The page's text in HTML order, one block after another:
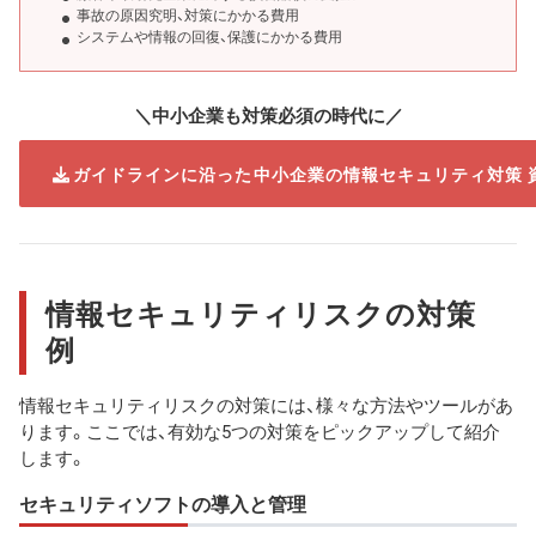
事故の原因究明、対策にかかる費用
システムや情報の回復、保護にかかる費用
＼中小企業も対策必須の時代に／
ガイドラインに沿った中小企業の情報セキュリティ対策
情報セキュリティリスクの対策
例
情報セキュリティリスクの対策には、様々な方法やツールがあ
ります。ここでは、有効な5つの対策をピックアップして紹介
します。
セキュリティソフトの導入と管理